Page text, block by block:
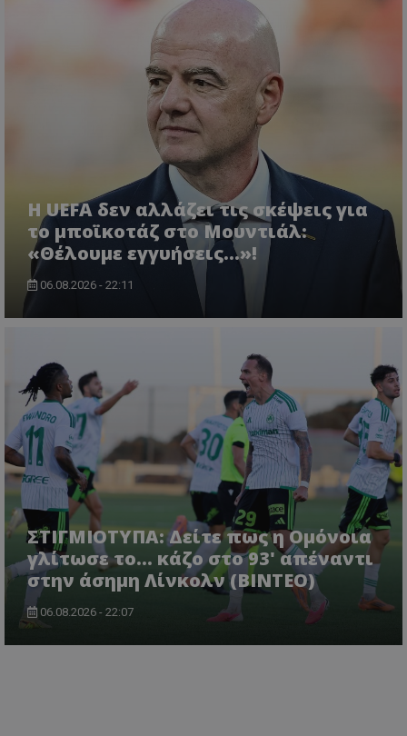
Η UEFA δεν αλλάζει τις σκέψεις για
το μποϊκοτάζ στο Μουντιάλ:
«Θέλουμε εγγυήσεις...»!
06.08.2026 - 22:11
ΣΤΙΓΜΙΟΤΥΠΑ: Δείτε πως η Ομόνοια
γλίτωσε το... κάζο στο 93' απέναντι
στην άσημη Λίνκολν (ΒΙΝΤΕΟ)
06.08.2026 - 22:07